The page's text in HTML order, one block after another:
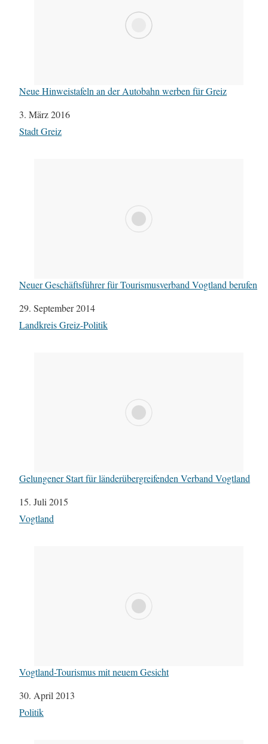
Neue Hinweistafeln an der Autobahn werben für Greiz
Datum
3. März 2016
In Bezug auf
Stadt Greiz
Neuer Geschäftsführer für Tourismusverband Vogtland berufen
Datum
29. September 2014
In Bezug auf
Landkreis Greiz-Politik
Gelungener Start für länderübergreifenden Verband Vogtland
Datum
15. Juli 2015
In Bezug auf
Vogtland
Vogtland-Tourismus mit neuem Gesicht
Datum
30. April 2013
In Bezug auf
Politik